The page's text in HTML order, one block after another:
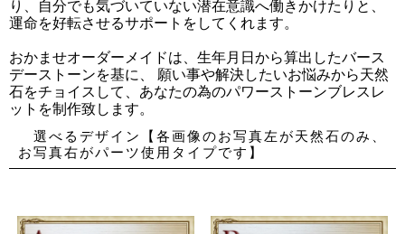
り、自分でも気づいていない潜在意識へ働きかけたりと、
運命を好転させるサポートをしてくれます。
おかませオーダーメイドは、生年月日から算出したバース
デーストーンを基に、 願い事や解決したいお悩みから天然
石をチョイスして、あなたの為のパワーストーンブレスレ
ットを制作致します。
選べるデザイン【各画像のお写真左が天然石のみ、
お写真右がパーツ使用タイプです】